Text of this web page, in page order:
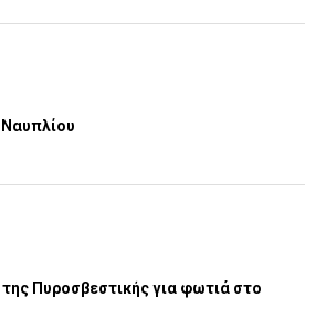
Ναυπλίου
Πυροσβεστικής για φωτιά στο